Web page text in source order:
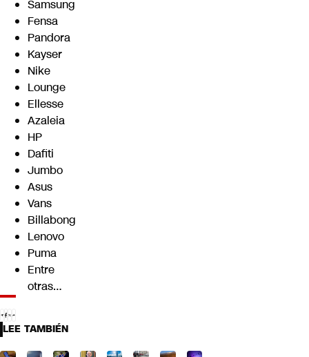
Samsung
Fensa
Pandora
Kayser
Nike
Lounge
Ellesse
Azaleia
HP
Dafiti
Jumbo
Asus
Vans
Billabong
Lenovo
Puma
Entre
otras…
LEE TAMBIÉN